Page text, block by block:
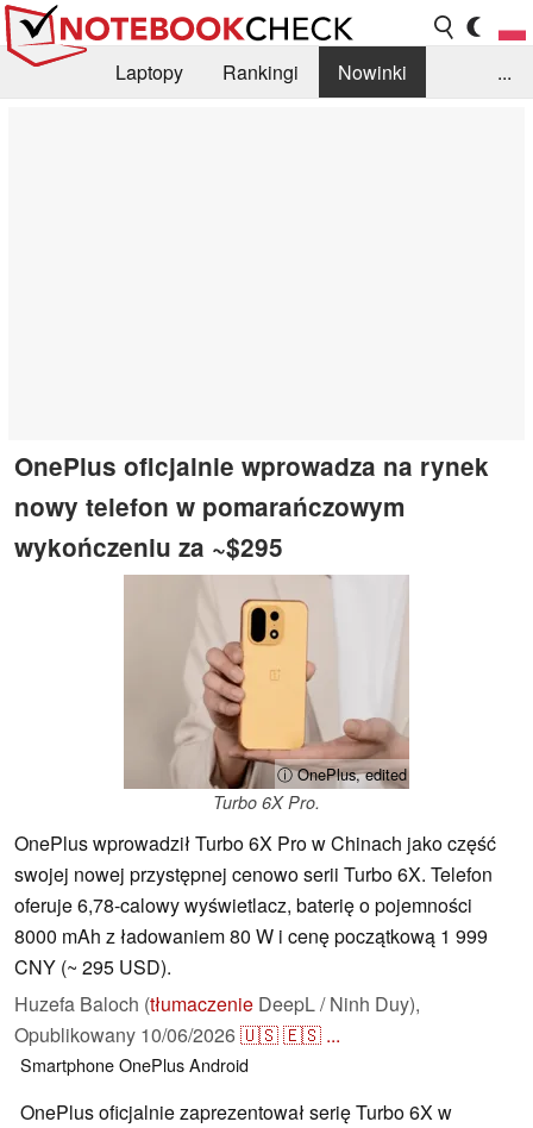
Laptopy Rankingi
Nowinki
...
OnePlus oficjalnie wprowadza na rynek
nowy telefon w pomarańczowym
wykończeniu za ~$295
ⓘ OnePlus, edited
Turbo 6X Pro.
OnePlus wprowadził Turbo 6X Pro w Chinach jako część
swojej nowej przystępnej cenowo serii Turbo 6X. Telefon
oferuje 6,78-calowy wyświetlacz, baterię o pojemności
8000 mAh z ładowaniem 80 W i cenę początkową 1 999
CNY (~ 295 USD).
Huzefa Baloch (tłumaczenie DeepL / Ninh Duy),
Opublikowany 10/06/2026🇺🇸🇪🇸 ...
SmartphoneOnePlusAndroid
OnePlus oficjalnie zaprezentował serię Turbo 6X w